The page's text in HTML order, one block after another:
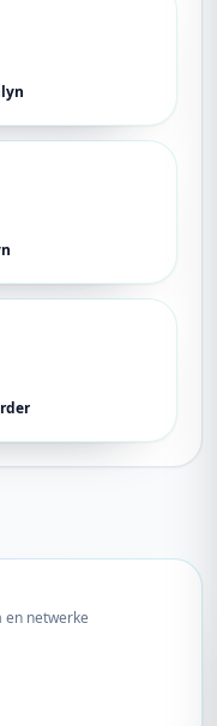
en netwerke